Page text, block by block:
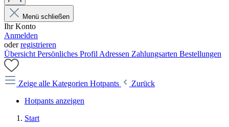
Menü schließen
Ihr Konto
Anmelden
oderregistrieren
Übersicht Persönliches Profil Adressen Zahlungsarten Bestellungen
Zeige alle Kategorien Hotpants
Zurück
Hotpants anzeigen
Start